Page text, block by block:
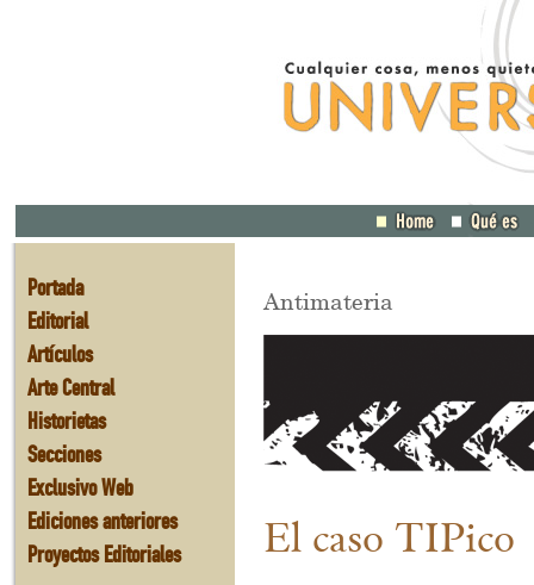
Portada
Editorial
Artículos
Arte Central
Historietas
Secciones
Exclusivo Web
Ediciones anteriores
Proyectos Editoriales
Antimateria
El caso TIPico